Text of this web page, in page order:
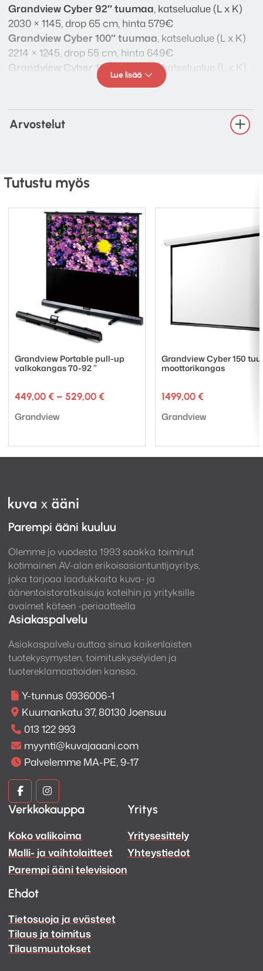
Grandview Cyber 92″ tuumaa, katselualue (L x K)
2030 × 1145, drop 65 cm, hinta 579€
Grandview Cyber 100″ tuumaa, katselualue (L x K)
2214 × 1245, drop 55 cm, hinta 649€
Grandview Cyber 106″ tuumaa, katselualue (L x K)
2340 × 1320, drop 50 cm, hinta 699€
2656 × 1494, drop 40 cm, hinta 899€
Grandview Cyber 133″ tuumaa
, katselualue (L x K)
Grandview Cyber 180″ tuumaa
Lue lisää
Arvostelut
Tutustu myös
Grandview Portable pull-up
valkokangas 70-92 ”
449,00 € – 529,00 €
Tuotemerkki:
Grandview
Grandview Cyber 150
moottorikangas
1499,00 €
Tuotemerkki:
Grandview
Parempi ääni kuuluu
Olemme jo vuodesta 1993 saakka toiminut
kotimainen AV-alan erikoisasiantuntijayritys,
joka tarjoaa laadukkaita kuva- ja
äänentoistoratkaisuja koteihin ja yrityksille
avaimet käteen -periaatteella
Asiakaspalvelu
Asiakaspalvelu auttaa sinua kaikenlaisten
tuotekysymysten, toimituskyselyiden ja
tuotereklamaatioiden kanssa.
Y-tunnus 0936006-1
Kuurnankatu 37, 80130 Joensuu
013 122 993
myynti@kuvajaaani.com
Palvelemme MA-PE, 9-17
Kuva
ja
Ääni
Facebook
Kuva
ja
Ääni
Instagram
Verkkokauppa
Koko valikoima
Malli- ja vaihtolaitteet
Parempi ääni televisioon
Yritys
Yritysesittely
Yhteystiedot
Ehdot
Tietosuoja ja evästeet
Tilaus ja toimitus
Tilausmuutokset